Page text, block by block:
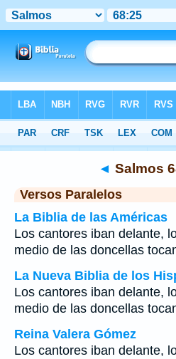
>Salmos Capítulo 68 > Verso 25
◄ Salmos
Versos Paralelos
La Biblia de las Américas
Los cantores iban delante,
medio de las doncellas
La Nueva Biblia de los
Los cantores iban delante,
medio de las doncellas
Reina Valera Gómez
Los cantores iban delante,